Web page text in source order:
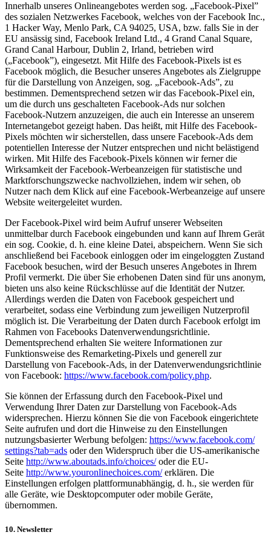
Innerhalb unseres Onlineangebotes werden sog. „Facebook-Pixel”
des sozialen Netzwerkes Facebook, welches von der Facebook Inc.,
1 Hacker Way, Menlo Park, CA 94025, USA, bzw. falls Sie in der
EU ansässig sind, Facebook Ireland Ltd., 4 Grand Canal Square,
Grand Canal Harbour, Dublin 2, Irland, betrieben wird
(„Facebook”), eingesetzt. Mit Hilfe des Facebook-Pixels ist es
Facebook möglich, die Besucher unseres Angebotes als Zielgruppe
für die Darstellung von Anzeigen, sog. „Facebook-Ads”, zu
bestimmen. Dementsprechend setzen wir das Facebook-Pixel ein,
um die durch uns geschalteten Facebook-Ads nur solchen
Facebook-Nutzern anzuzeigen, die auch ein Interesse an unserem
Internetangebot gezeigt haben. Das heißt, mit Hilfe des Facebook-
Pixels möchten wir sicherstellen, dass unsere Facebook-Ads dem
potentiellen Interesse der Nutzer entsprechen und nicht belästigend
wirken. Mit Hilfe des Facebook-Pixels können wir ferner die
Wirksamkeit der Facebook-Werbeanzeigen für statistische und
Marktforschungszwecke nachvollziehen, indem wir sehen, ob
Nutzer nach dem Klick auf eine Facebook-Werbeanzeige auf unsere
Website weitergeleitet wurden.
Der Facebook-Pixel wird beim Aufruf unserer Webseiten
unmittelbar durch Facebook eingebunden und kann auf Ihrem Gerät
ein sog. Cookie, d. h. eine kleine Datei, abspeichern. Wenn Sie sich
anschließend bei Facebook einloggen oder im eingeloggten Zustand
Facebook besuchen, wird der Besuch unseres Angebotes in Ihrem
Profil vermerkt. Die über Sie erhobenen Daten sind für uns anonym,
bieten uns also keine Rückschlüsse auf die Identität der Nutzer.
Allerdings werden die Daten von Facebook gespeichert und
verarbeitet, sodass eine Verbindung zum jeweiligen Nutzerprofil
möglich ist. Die Verarbeitung der Daten durch Facebook erfolgt im
Rahmen von Facebooks Datenverwendungsrichtlinie.
Dementsprechend erhalten Sie weitere Informationen zur
Funktionsweise des Remarketing-Pixels und generell zur
Darstellung von Facebook-Ads, in der Datenverwendungsrichtlinie
von Facebook: https://www.facebook.com/policy.php.
Sie können der Erfassung durch den Facebook-Pixel und
Verwendung Ihrer Daten zur Darstellung von Facebook-Ads
widersprechen. Hierzu können Sie die von Facebook eingerichtete
Seite aufrufen und dort die Hinweise zu den Einstellungen
nutzungsbasierter Werbung befolgen: https://www.facebook.com/
settings?tab=ads oder den Widerspruch über die US-amerikanische
Seite http://www.aboutads.info/choices/oder die EU-
Seite http://www.youronlinechoices.com/erklären. Die
Einstellungen erfolgen plattformunabhängig, d. h., sie werden für
alle Geräte, wie Desktopcomputer oder mobile Geräte,
übernommen.
10. Newsletter